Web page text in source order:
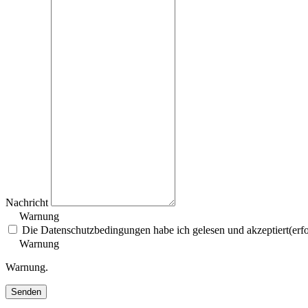
Nachricht
Warnung
Die Datenschutzbedingungen habe ich gelesen und akzeptiert
Warnung
Warnung.
Senden